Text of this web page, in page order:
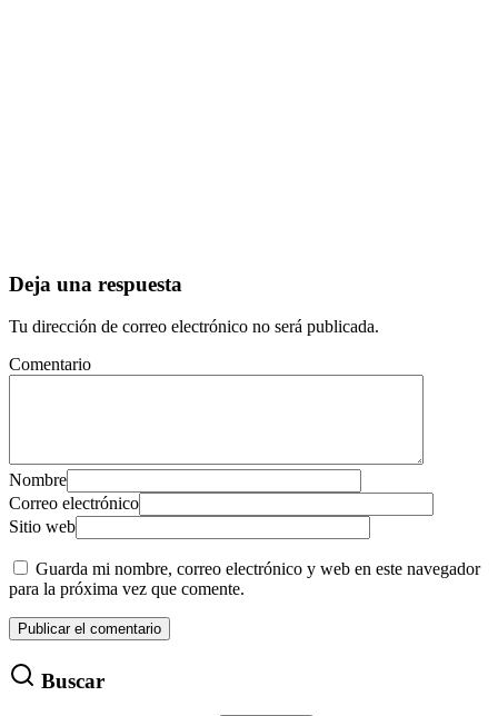
Deja una respuesta
Tu dirección de correo electrónico no será publicada.
Comentario
Nombre
Correo electrónico
Sitio web
Guarda mi nombre, correo electrónico y web en este navegador
para la próxima vez que comente.
Buscar